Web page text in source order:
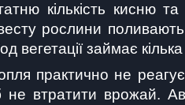
кількість кисню
рослини
вегетації займає
практично не
втратити врожай.